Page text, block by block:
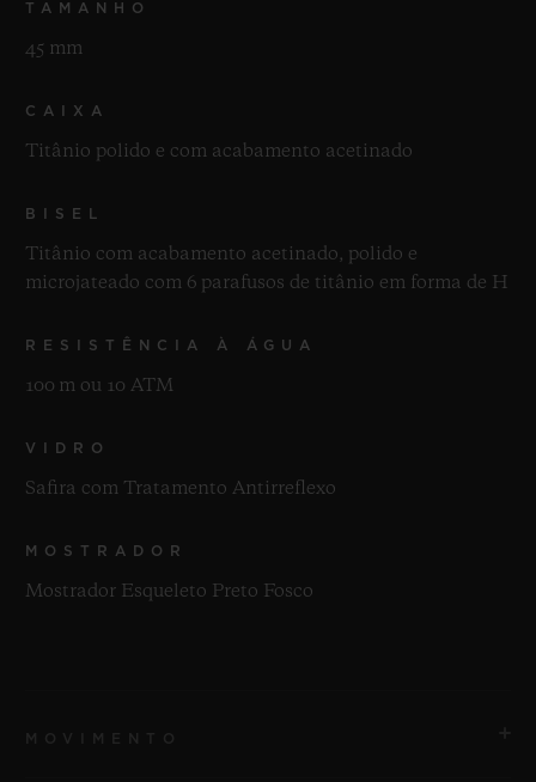
TAMANHO
45 mm
CAIXA
Titânio polido e com acabamento acetinado
BISEL
Titânio com acabamento acetinado, polido e
microjateado com 6 parafusos de titânio em forma de H
RESISTÊNCIA À ÁGUA
100 m ou 10 ATM
VIDRO
Safira com Tratamento Antirreflexo
MOSTRADOR
Mostrador Esqueleto Preto Fosco